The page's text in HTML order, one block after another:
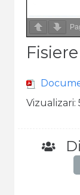
Vizualizari: